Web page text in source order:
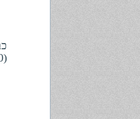
(29.1.10):